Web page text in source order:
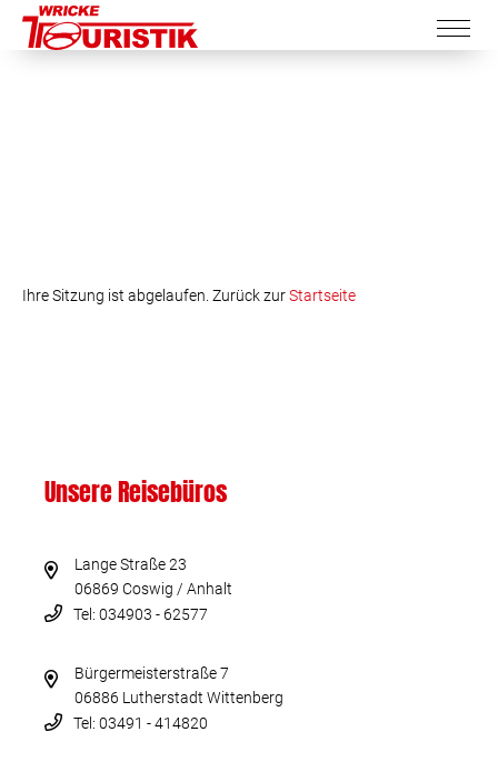
Ihre Sitzung ist abgelaufen. Zurück zurStartseite
Unsere Reisebüros
Lange Straße 23
06869 Coswig / Anhalt
Tel: 034903 - 62577
Bürgermeisterstraße 7
06886 Lutherstadt Wittenberg
Tel: 03491 - 414820